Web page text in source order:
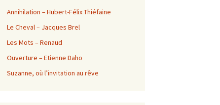
Annihilation – Hubert-Félix Thiéfaine
Le Cheval – Jacques Brel
Les Mots – Renaud
Ouverture – Etienne Daho
Suzanne, où l’invitation au rêve